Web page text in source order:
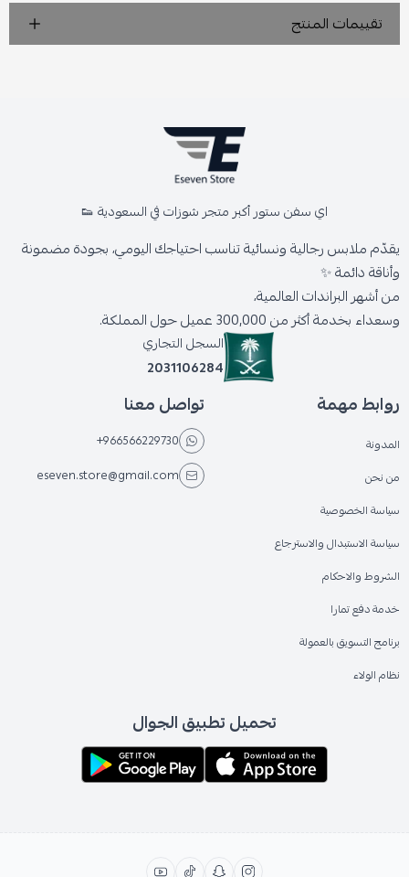
تقييمات المنتج
اي سفن ستور أكبر متجر شوزات في السعودية 👟
يقدّم ملابس رجالية ونسائية تناسب احتياجك اليومي، بجودة مضمونة
وأناقة دائمة ✨
من أشهر البراندات العالمية،
وسعداء بخدمة أكثر من 300,000 عميل حول المملكة.
السجل التجاري
2031106284
روابط مهمة
المدونة
من نحن
سياسة الخصوصية
سياسة الاستبدال والاسترجاع
الشروط والاحكام
خدمة دفع تمارا
برنامج التسويق بالعمولة
نظام الولاء
تواصل معنا
+966566229730
eseven.store@gmail.com
تحميل تطبيق الجوال